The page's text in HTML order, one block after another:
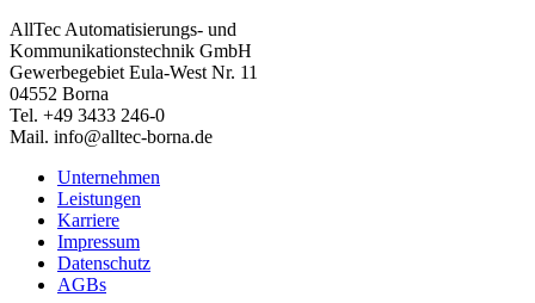
AllTec Automatisierungs- und
Kommunikationstechnik GmbH
Gewerbegebiet Eula-West Nr. 11
04552 Borna
Tel. +49 3433 246-0
Mail. info@alltec-borna.de
Unternehmen
Leistungen
Karriere
Impressum
Datenschutz
AGBs